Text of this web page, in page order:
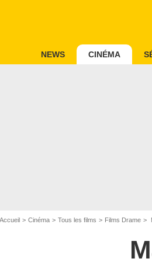
NEWS CINÉMA
Accueil Cinéma Tous les films Films Drame